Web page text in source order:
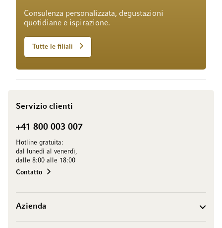
Consulenza personalizzata, degustazioni
quotidiane e ispirazione.
Tutte le filiali
Servizio clienti
+41 800 003 007
Hotline gratuita:
dal lunedì al venerdì,
dalle 8:00 alle 18:00
Contatto
Azienda